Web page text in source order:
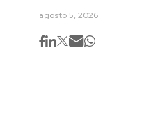
agosto 5, 2026